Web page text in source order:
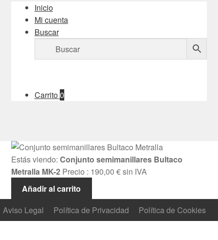
Inicio
Mi cuenta
Buscar
Carrito0
Estás viendo: Conjunto semimanillares Bultaco
Metralla MK-2 Precio : 190,00 €sin IVA
Añadir al carrito
Aviso Legal
Política de Privacidad Política de Cookies